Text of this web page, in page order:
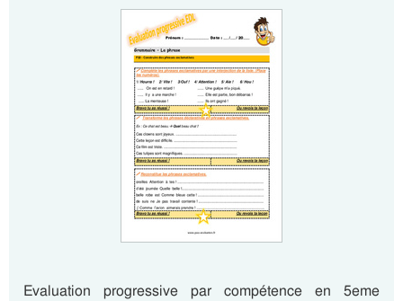
Evaluation progressive par compétence en 5eme